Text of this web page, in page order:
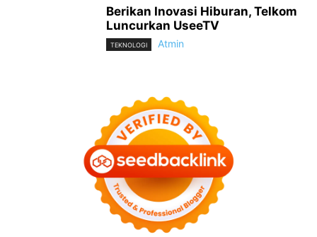
Berikan Inovasi Hiburan, Telkom
Luncurkan UseeTV
TEKNOLOGI Atmin